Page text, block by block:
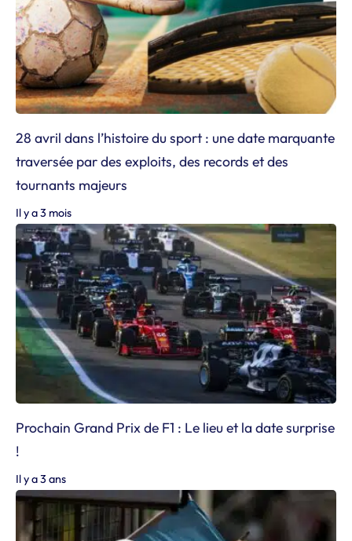
28 avril dans l’histoire du sport : une date marquante
traversée par des exploits, des records et des
tournants majeurs
Il y a 3 mois
Prochain Grand Prix de F1 : Le lieu et la date surprise
!
Il y a 3 ans